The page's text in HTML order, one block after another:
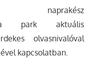
a park aktuális
olvasnivalóval
kapcsolatban.